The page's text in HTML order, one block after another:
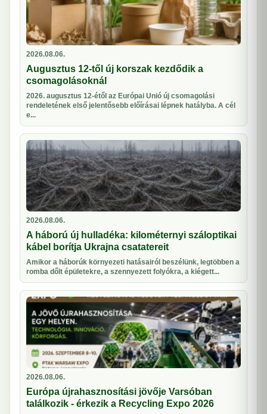
2026.08.06.
Augusztus 12-től új korszak kezdődik a
csomagolásoknál
2026. augusztus 12-étől az Európai Unió új csomagolási
rendeletének első jelentősebb előírásai lépnek hatályba. A cél
e...
2026.08.06.
A háború új hulladéka: kilométernyi száloptikai
kábel borítja Ukrajna csatatereit
Amikor a háborúk környezeti hatásairól beszélünk, legtöbben a
romba dőlt épületekre, a szennyezett folyókra, a kiégett...
2026.08.06.
Európa újrahasznosítási jövője Varsóban
találkozik - érkezik a Recycling Expo 2026